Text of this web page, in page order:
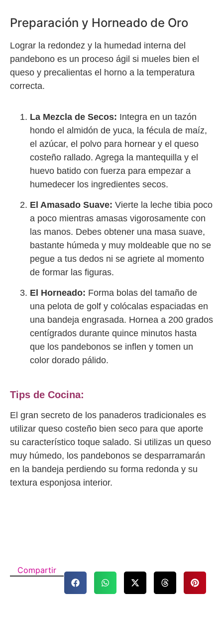
Preparación y Horneado de Oro
Lograr la redondez y la humedad interna del
pandebono es un proceso ágil si mueles bien el
queso y precalientas el horno a la temperatura
correcta.
La Mezcla de Secos: Integra en un tazón
hondo el almidón de yuca, la fécula de maíz,
el azúcar, el polvo para hornear y el queso
costeño rallado. Agrega la mantequilla y el
huevo batido con fuerza para empezar a
humedecer los ingredientes secos.
El Amasado Suave: Vierte la leche tibia poco
a poco mientras amasas vigorosamente con
las manos. Debes obtener una masa suave,
bastante húmeda y muy moldeable que no se
pegue a tus dedos ni se agriete al momento
de formar las figuras.
El Horneado: Forma bolas del tamaño de
una pelota de golf y colócalas espaciadas en
una bandeja engrasada. Hornea a 200 grados
centígrados durante quince minutos hasta
que los pandebonos se inflen y tomen un
color dorado pálido.
Tips de Cocina:
El gran secreto de los panaderos tradicionales es
utilizar queso costeño bien seco para que aporte
su característico toque salado. Si utilizas un queso
muy húmedo, los pandebonos se desparramarán
en la bandeja perdiendo su forma redonda y su
textura esponjosa interior.
Compartir